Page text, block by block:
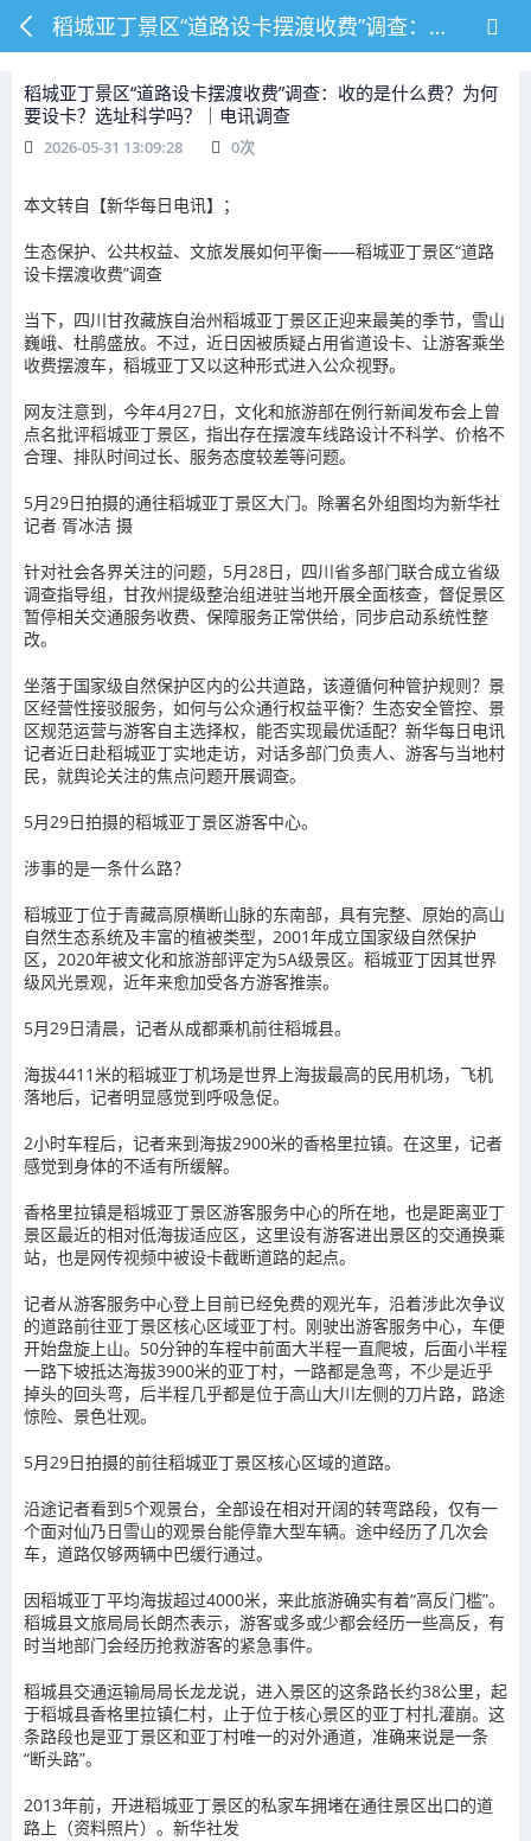
稻城亚丁景区“道路设卡摆渡收费”调查：收的是什么费？为何要设卡？选址科学吗？｜电讯调查
稻城亚丁景区“道路设卡摆渡收费”调查：收的是什么费？为何
要设卡？选址科学吗？｜电讯调查
2026-05-31 13:09:28 0次
本文转自【新华每日电讯】；
生态保护、公共权益、文旅发展如何平衡——稻城亚丁景区“道路
设卡摆渡收费”调查
当下，四川甘孜藏族自治州稻城亚丁景区正迎来最美的季节，雪山
巍峨、杜鹃盛放。不过，近日因被质疑占用省道设卡、让游客乘坐
收费摆渡车，稻城亚丁又以这种形式进入公众视野。
网友注意到，今年4月27日，文化和旅游部在例行新闻发布会上曾
点名批评稻城亚丁景区，指出存在摆渡车线路设计不科学、价格不
合理、排队时间过长、服务态度较差等问题。
5月29日拍摄的通往稻城亚丁景区大门。除署名外组图均为新华社
记者 胥冰洁 摄
针对社会各界关注的问题，5月28日，四川省多部门联合成立省级
调查指导组，甘孜州提级整治组进驻当地开展全面核查，督促景区
暂停相关交通服务收费、保障服务正常供给，同步启动系统性整
改。
坐落于国家级自然保护区内的公共道路，该遵循何种管护规则？景
区经营性接驳服务，如何与公众通行权益平衡？生态安全管控、景
区规范运营与游客自主选择权，能否实现最优适配？新华每日电讯
记者近日赴稻城亚丁实地走访，对话多部门负责人、游客与当地村
民，就舆论关注的焦点问题开展调查。
5月29日拍摄的稻城亚丁景区游客中心。
涉事的是一条什么路？
稻城亚丁位于青藏高原横断山脉的东南部，具有完整、原始的高山
自然生态系统及丰富的植被类型，2001年成立国家级自然保护
区，2020年被文化和旅游部评定为5A级景区。稻城亚丁因其世界
级风光景观，近年来愈加受各方游客推崇。
5月29日清晨，记者从成都乘机前往稻城县。
海拔4411米的稻城亚丁机场是世界上海拔最高的民用机场，飞机
落地后，记者明显感觉到呼吸急促。
2小时车程后，记者来到海拔2900米的香格里拉镇。在这里，记者
感觉到身体的不适有所缓解。
香格里拉镇是稻城亚丁景区游客服务中心的所在地，也是距离亚丁
景区最近的相对低海拔适应区，这里设有游客进出景区的交通换乘
站，也是网传视频中被设卡截断道路的起点。
记者从游客服务中心登上目前已经免费的观光车，沿着涉此次争议
的道路前往亚丁景区核心区域亚丁村。刚驶出游客服务中心，车便
开始盘旋上山。50分钟的车程中前面大半程一直爬坡，后面小半程
一路下坡抵达海拔3900米的亚丁村，一路都是急弯，不少是近乎
掉头的回头弯，后半程几乎都是位于高山大川左侧的刀片路，路途
惊险、景色壮观。
5月29日拍摄的前往稻城亚丁景区核心区域的道路。
沿途记者看到5个观景台，全部设在相对开阔的转弯路段，仅有一
个面对仙乃日雪山的观景台能停靠大型车辆。途中经历了几次会
车，道路仅够两辆中巴缓行通过。
因稻城亚丁平均海拔超过4000米，来此旅游确实有着“高反门槛”。
稻城县文旅局局长朗杰表示，游客或多或少都会经历一些高反，有
时当地部门会经历抢救游客的紧急事件。
稻城县交通运输局局长龙龙说，进入景区的这条路长约38公里，起
于稻城县香格里拉镇仁村，止于位于核心景区的亚丁村扎灌崩。这
条路段也是亚丁景区和亚丁村唯一的对外通道，准确来说是一条
“断头路”。
2013年前，开进稻城亚丁景区的私家车拥堵在通往景区出口的道
路上（资料照片）。新华社发